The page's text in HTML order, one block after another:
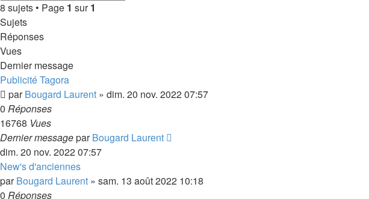
8 sujets • Page 1 sur1
Sujets
Réponses
Vues
Dernier message
Publicité Tagora
parBougard Laurent » dim. 20 nov. 2022 07:57
0 Réponses
16768 Vues
Dernier messageparBougard Laurent
dim. 20 nov. 2022 07:57
New's d'anciennes
parBougard Laurent » sam. 13 août 2022 10:18
0 Réponses